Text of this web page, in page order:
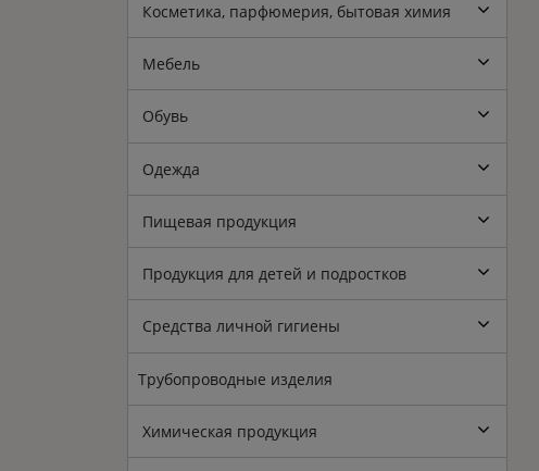
Косметика, парфюмерия, бытовая химия
Мебель
Обувь
Одежда
Пищевая продукция
Продукция для детей и подростков
Средства личной гигиены
Трубопроводные изделия
Химическая продукция